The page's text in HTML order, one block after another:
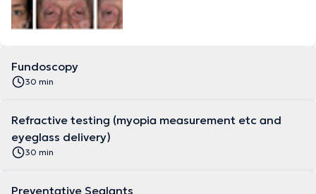
Fundoscopy
30 min
Refractive testing (myopia measurement etc and
eyeglass delivery)
30 min
Preventative Sealants